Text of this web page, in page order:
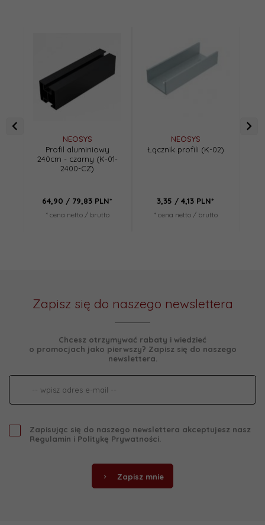
NEOSYS
Profil aluminiowy
240cm - czarny (K-01-
2400-CZ)
64,90 / 79,83 PLN*
* cena netto / brutto
NEOSYS
Łącznik profili (K-02)
3,35 / 4,13 PLN*
* cena netto / brutto
Zapisz się do naszego newslettera
Chcesz otrzymywać rabaty i wiedzieć
o promocjach jako pierwszy? Zapisz się do naszego
newslettera.
Zapisując się do naszego newslettera akceptujesz nasz
Regulamin i Politykę Prywatności.
Zapisz mnie